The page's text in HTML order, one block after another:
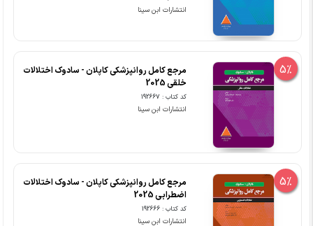
انتشارات ابن سینا
5%
مرجع کامل روانپزشکی کاپلان - سادوک اختلالات
خلقی 2025
کد کتاب : 192667
انتشارات ابن سینا
5%
مرجع کامل روانپزشکی کاپلان - سادوک اختلالات
اضطرابی 2025
کد کتاب : 192666
انتشارات ابن سینا